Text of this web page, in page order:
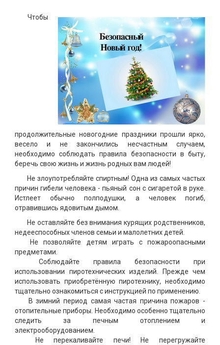
Чтобы
продолжительные новогодние праздники прошли ярко,
весело и не закончились несчастным случаем,
необходимо соблюдать правила безопасности в быту,
беречь свою жизнь и жизнь родных вам людей!
Не злоупотребляйте спиртным! Одна из самых частых
причин гибели человека - пьяный сон с сигаретой в руке.
Истлеет обычно полподушки, а человек погиб,
отравившись ядовитым дымом.
Не оставляйте без внимания курящих родственников,
недееспособных членов семьи и малолетних детей.
Не позволяйте детям играть с пожароопасными
предметами.
Соблюдайте правила безопасности при
использовании пиротехнических изделий. Прежде чем
использовать приобретённую пиротехнику, необходимо
тщательно ознакомиться с инструкцией по применению.
В зимний период самая частая причина пожаров -
отопительные приборы. Необходимо особенно тщательно
следить за печным отоплением и
электрооборудованием.
Не перекаливайте печи! Не перегружайте